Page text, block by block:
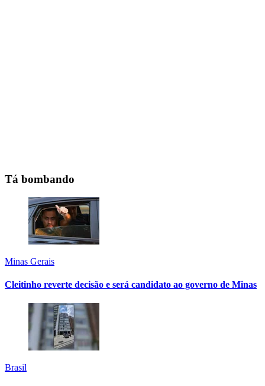
Tá bombando
Minas Gerais
Cleitinho reverte decisão e será candidato ao governo de Minas
Brasil